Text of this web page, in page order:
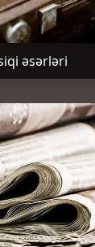
əsərləri